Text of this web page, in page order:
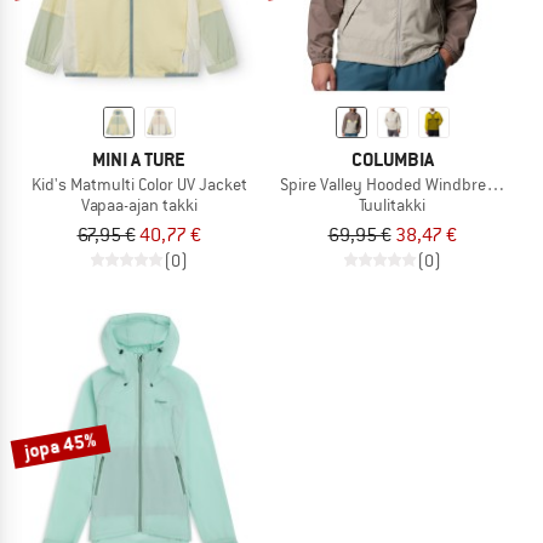
MINI A TURE
Kid's Matmulti Color UV Jacket
Vapaa-ajan takki
67,95 €40,77 €
(0)
COLUMBIA
Spire Valley Hooded Windbreaker
Tuulitakki
69,95 € 38,47 €
(0)
jopa 45%